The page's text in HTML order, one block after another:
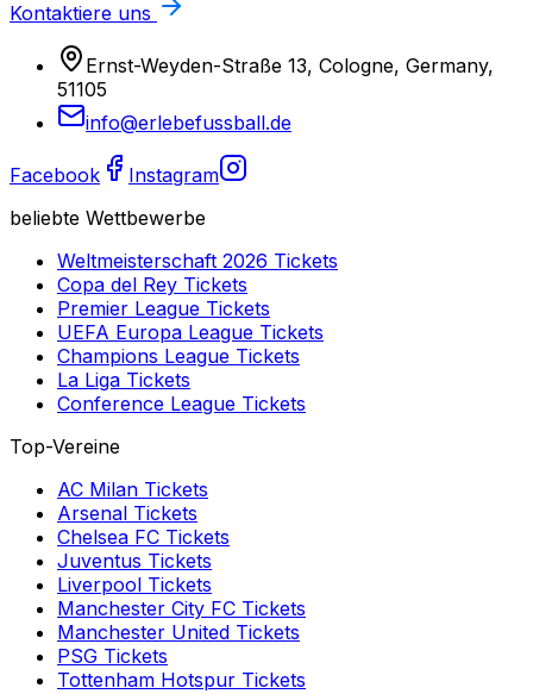
Kontaktiere uns
Ernst-Weyden-Straße 13, Cologne, Germany,
51105
info@erlebefussball.de
Facebook
Instagram
beliebte Wettbewerbe
Weltmeisterschaft 2026 Tickets
Copa del Rey Tickets
Premier League Tickets
UEFA Europa League Tickets
Champions League Tickets
La Liga Tickets
Conference League Tickets
Top-Vereine
AC Milan Tickets
Arsenal Tickets
Chelsea FC Tickets
Juventus Tickets
Liverpool Tickets
Manchester City FC Tickets
Manchester United Tickets
PSG Tickets
Tottenham Hotspur Tickets